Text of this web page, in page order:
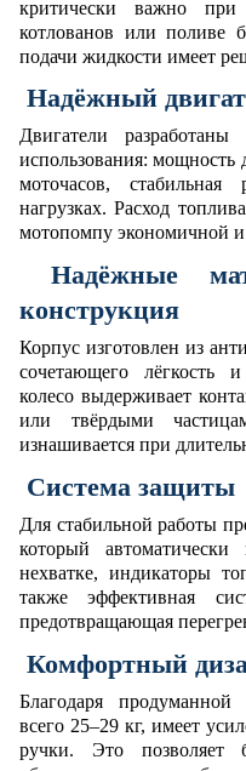
критически важно
котлованов или поливе
подачи жидкости имеет
Надёжный
Двигатели
использования: мощность
моточасов,
нагрузках. Расход
мотопомпу экономичной
Надёжные
конструкция
Корпус изготовлен из
сочетающего лёгкость
колесо выдерживает
или твёрдыми
изнашивается при
Система защиты
Для стабильной работы
который
нехватке, индикаторы
также эффективная
предотвращающая
Комфортный
Благодаря
всего 25–29 кг, имеет
ручки. Это позволяет